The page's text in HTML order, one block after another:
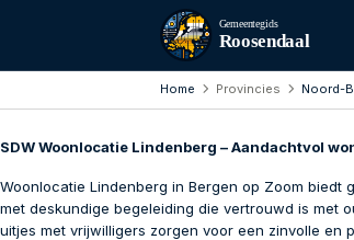
Gemeentegids
Roosendaal
Home Provincies Noord-
SDW Woonlocatie Lindenberg – Aandachtvol
Woonlocatie Lindenberg in Bergen op Zoom
met deskundige begeleiding die vertrouwd is met
uitjes met vrijwilligers zorgen voor een zinvolle en